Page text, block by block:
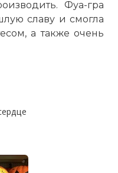
Фуа-гра
славу и смогла
а также очень